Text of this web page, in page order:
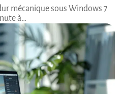
mécanique sous Windows 7
à…